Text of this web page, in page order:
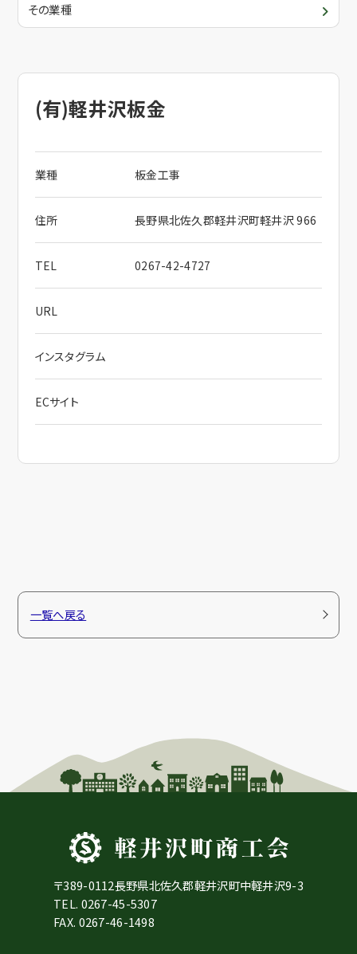
(有)軽井沢板金
業種 板金工事
住所 長野県北佐久郡軽井沢町軽井沢 966
TEL 0267-42-4727
URL
インスタグラム
ECサイト
一覧へ戻る
その業種
〒389-0112長野県北佐久郡軽井沢町中軽井沢9-3
TEL. 0267-45-5307
FAX. 0267-46-1498